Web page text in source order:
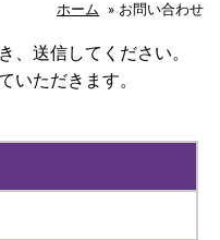
ホーム » お問い合わせ
、送信してください。
いただきます。